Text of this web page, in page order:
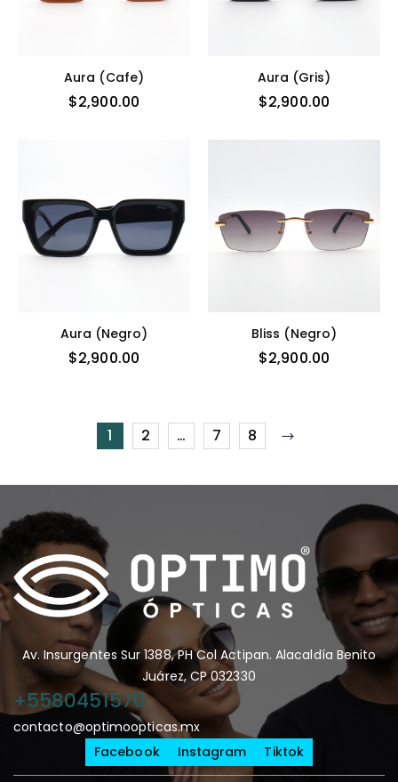
Aura (cafe)
$2,900.00
Aura (gris)
$2,900.00
Aura (negro)
$2,900.00
Bliss (negro)
$2,900.00
1 2 … 7 8
Av. Insurgentes Sur 1388, PH Col Actipan. Alacaldía Benito
Juárez, CP 032330
+5580451570
contacto@optimoopticas.mx
Facebook
Instagram Tiktok